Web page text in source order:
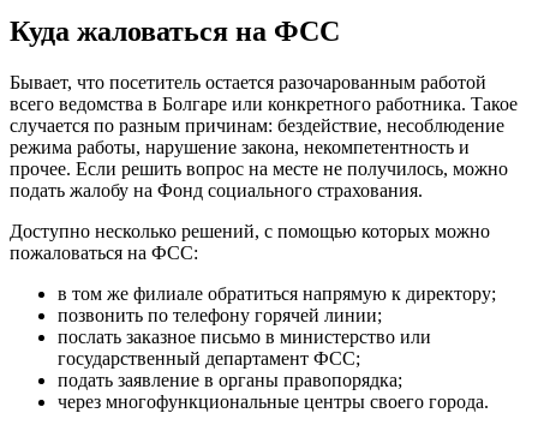
Куда жаловаться на ФСС
Бывает, что посетитель остается разочарованным работой
всего ведомства в Болгаре или конкретного работника. Такое
случается по разным причинам: бездействие, несоблюдение
режима работы, нарушение закона, некомпетентность и
прочее. Если решить вопрос на месте не получилось, можно
подать жалобу на Фонд социального страхования.
Доступно несколько решений, с помощью которых можно
пожаловаться на ФСС:
в том же филиале обратиться напрямую к директору;
позвонить по телефону горячей линии;
послать заказное письмо в министерство или
государственный департамент ФСС;
подать заявление в органы правопорядка;
через многофункциональные центры своего города.